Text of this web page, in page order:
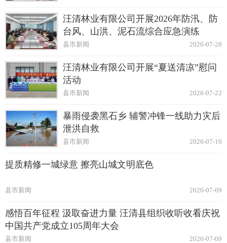
汪清林业有限公司开展2026年防汛、防
台风、山洪、泥石流综合应急演练
2026-07-28
县市新闻
汪清林业有限公司开展“夏送清凉”慰问
活动
2026-07-22
县市新闻
暴雨侵袭黑石乡 辅警冲锋一线助力灾后
泄洪自救
2026-07-16
县市新闻
提质精修一城绿意 擦亮山城文明底色
2026-07-09
县市新闻
感悟百年征程 汲取奋进力量 汪清县组织收听收看庆祝
中国共产党成立105周年大会
2026-07-09
县市新闻